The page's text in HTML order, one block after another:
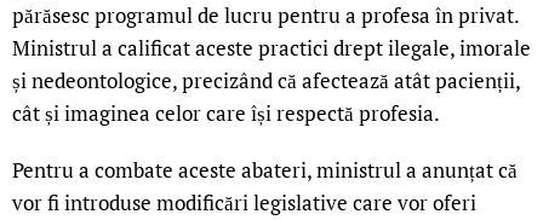
părăsesc programul de lucru pentru a profesa în privat.
Ministrul a calificat aceste practici drept ilegale, imorale
și nedeontologice, precizând că afectează atât pacienții,
cât și imaginea celor care își respectă profesia.
Pentru a combate aceste abateri, ministrul a anunțat că
vor fi introduse modificări legislative care vor oferi